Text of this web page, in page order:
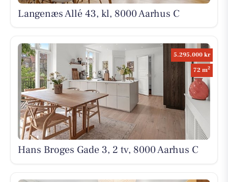
Langenæs Allé 43, kl, 8000 Aarhus C
5.295.000 kr
72 m2
Hans Broges Gade 3, 2 tv, 8000 Aarhus C